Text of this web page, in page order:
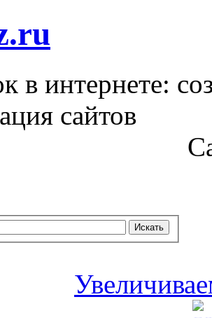
в интернете:
сайтов